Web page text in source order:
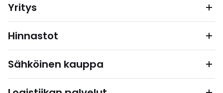
Yritys
Hinnastot
Sähköinen kauppa